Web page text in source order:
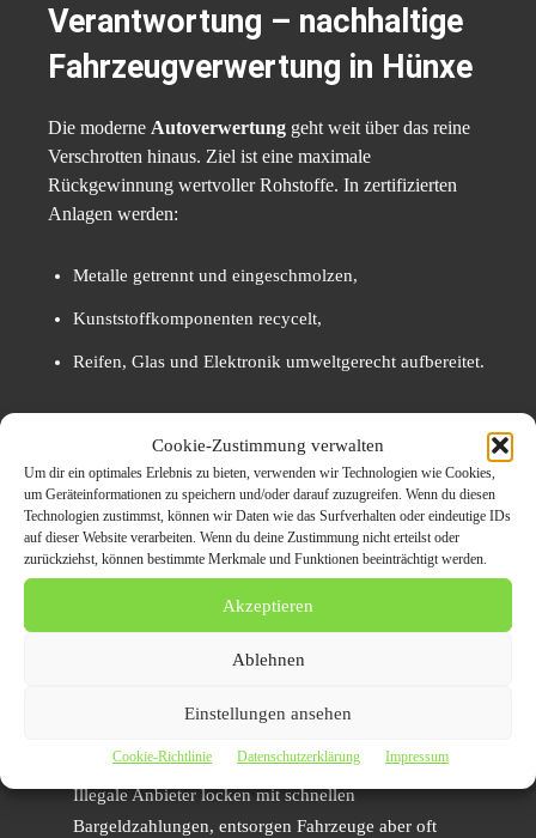
Cookie-Zustimmung verwalten
Um dir ein optimales Erlebnis zu bieten, verwenden wir Technologien wie Cookies,
um Geräteinformationen zu speichern und/oder darauf zuzugreifen. Wenn du diesen
Technologien zustimmst, können wir Daten wie das Surfverhalten oder eindeutige IDs
auf dieser Website verarbeiten. Wenn du deine Zustimmung nicht erteilst oder
zurückziehst, können bestimmte Merkmale und Funktionen beeinträchtigt werden.
Akzeptieren
Ablehnen
Einstellungen ansehen
Cookie-Richtlinie Datenschutzerklärung Impressum
Verantwortung – nachhaltige
Fahrzeugverwertung in Hünxe
Die moderne Autoverwertung geht weit über das reine
Verschrotten hinaus. Ziel ist eine maximale
Rückgewinnung wertvoller Rohstoffe. In zertifizierten
Anlagen werden:
Metalle getrennt und eingeschmolzen,
Kunststoffkomponenten recycelt,
Reifen, Glas und Elektronik umweltgerecht aufbereitet.
Kreislaufwirtschaft. Wer sein Auto
professionell entsorgen lässt, schützt also nicht nur die
Umwelt, sondern unterstützt nachhaltige
Ressourcennutzung.
Häufige Fehler beim Auto
entsorgen – und wie man sie
vermeidet
Abgabe an nicht zertifizierte Sammler:
Illegale Anbieter locken mit schnellen
Bargeldzahlungen, entsorgen Fahrzeuge aber oft